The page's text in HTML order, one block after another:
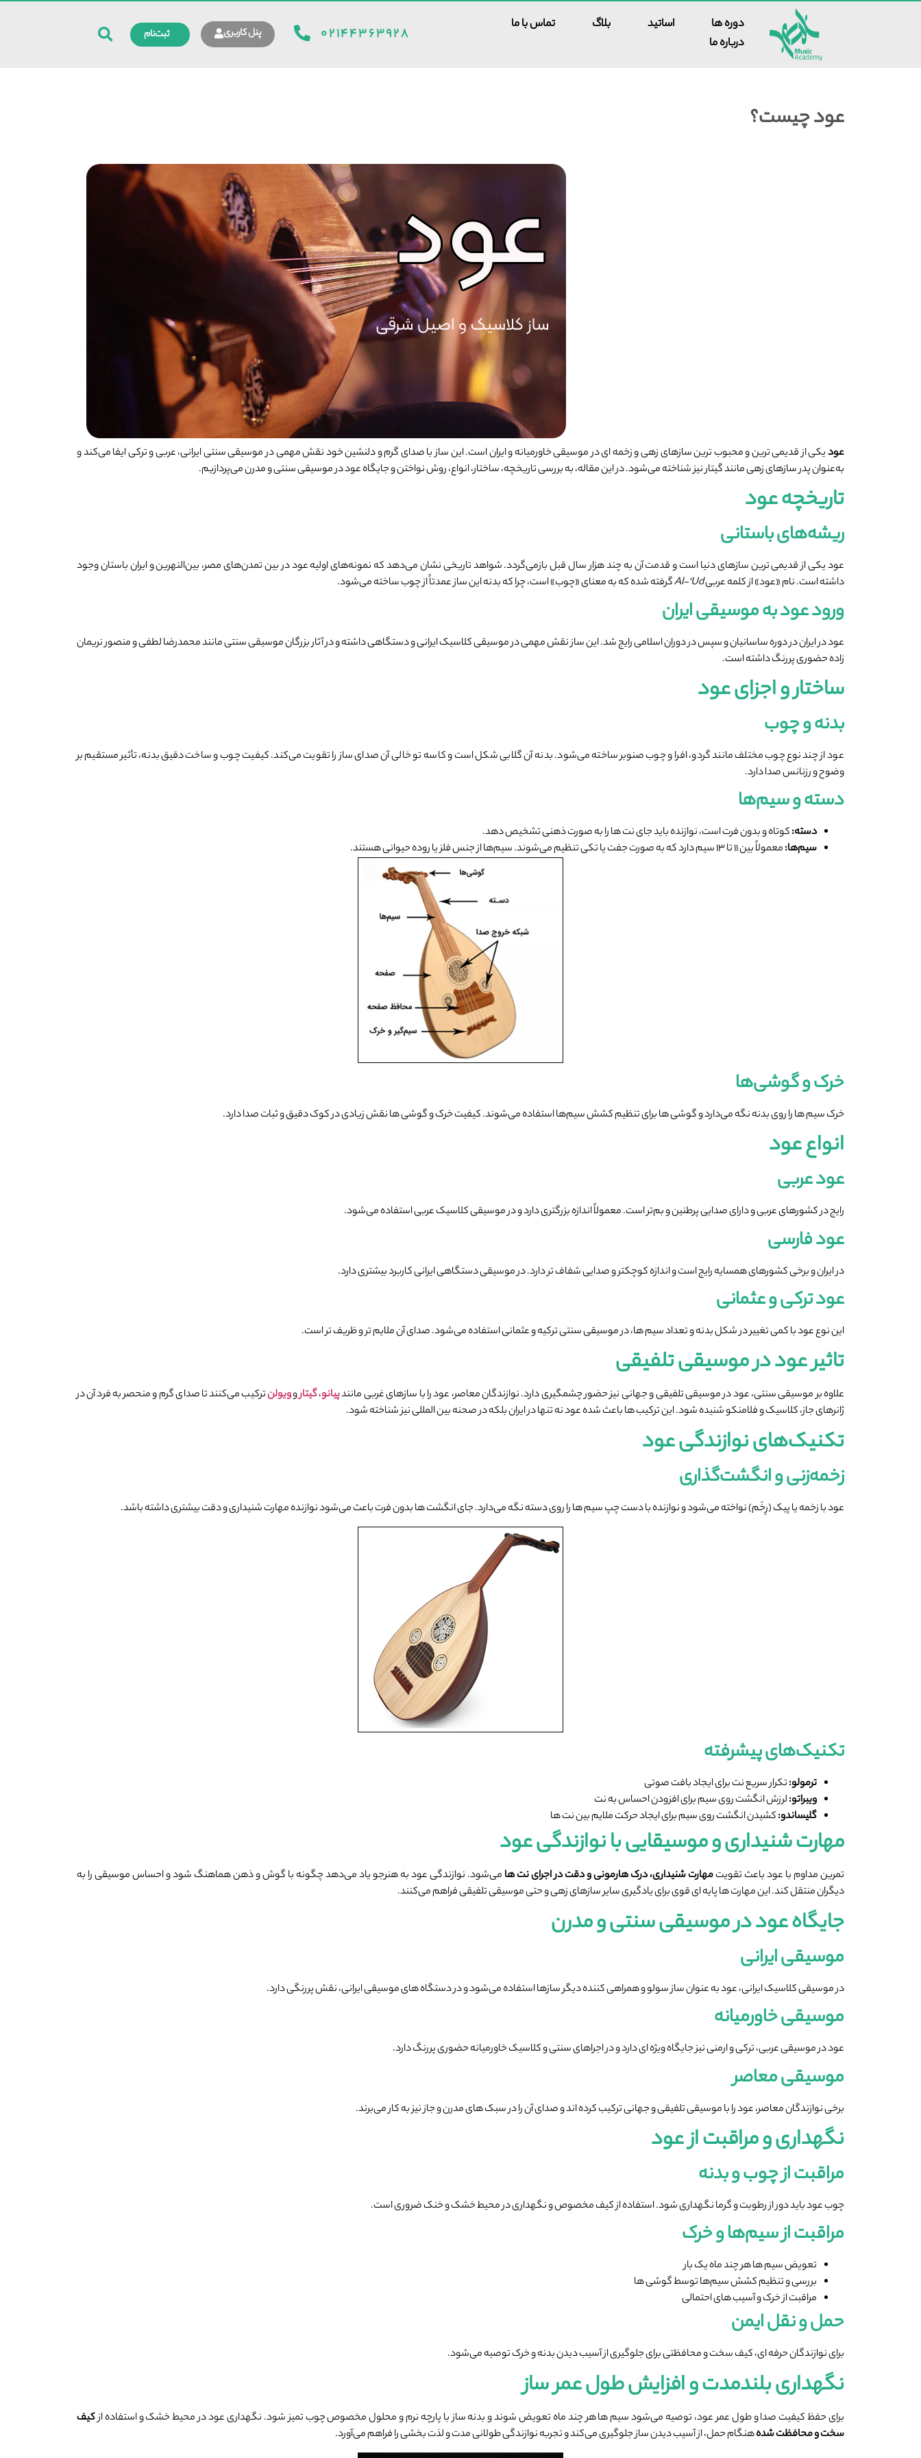
دوره ها اساتید بلاگ
تماس با ما
درباره ما
۰۲۱۴۴۳۶۳۹۲۸ پنل کاربری ثبت‌نام
عود چیست؟
عودیکی از قدیمی ‌ترین و محبوب ‌ترین سازهای زهی و زخمه ‌ای در موسیقی خاورمیانه و ایران است. این ساز با صدای گرم و دلنشین خود نقش مهمی در موسیقی سنتی ایرانی، عربی و ترکی ایفا می‌کند و
به‌عنوان پدر سازهای زهی مانند گیتار نیز شناخته می‌شود. در این مقاله، به بررسی تاریخچه، ساختار، انواع، روش نواختن و جایگاه عود در موسیقی سنتی و مدرن می‌پردازیم.
تاریخچه عود
ریشه‌های باستانی
عود یکی از قدیمی ‌ترین سازهای دنیا است و قدمت آن به چند هزار سال قبل بازمی‌گردد. شواهد تاریخی نشان می‌دهد که نمونه‌های اولیه عود در بین تمدن‌های مصر، بین‌النهرین و ایران باستان وجود
داشته است. نام «عود» از کلمه عربیAl-‘Udگرفته شده که به معنای «چوب» است، چرا که بدنه این ساز عمدتاً از چوب ساخته می‌شود.
ورود عود به موسیقی ایران
عود در ایران در دوره ساسانیان و سپس در دوران اسلامی رایج شد. این ساز نقش مهمی در موسیقی کلاسیک ایرانی و دستگاهی داشته و در آثار بزرگان موسیقی سنتی مانند محمدرضا لطفی و منصور نریمان
‌زاده حضوری پررنگ داشته است.
ساختار و اجزای عود
بدنه و چوب
عود از چند نوع چوب مختلف مانند گردو، افرا و چوب صنوبر ساخته می‌شود. بدنه آن گلابی شکل است و کاسه تو خالی آن صدای ساز را تقویت می‌کند. کیفیت چوب و ساخت دقیق بدنه، تأثیر مستقیم بر
وضوح و رزنانس صدا دارد.
دسته و سیم‌ها
دسته:کوتاه و بدون فرت است، نوازنده باید جای نت ‌ها را به ‌صورت ذهنی تشخیص دهد.
سیم‌ها:معمولاً بین ۱۱ تا ۱۳ سیم دارد که به صورت جفت یا تکی تنظیم می‌شوند. سیم‌ها از جنس فلز یا روده حیوانی هستند.
خرک و گوشی‌ها
خرک سیم ‌ها را روی بدنه نگه می‌دارد و گوشی ‌ها برای تنظیم کشش سیم‌ها استفاده می‌شوند. کیفیت خرک و گوشی ‌ها نقش زیادی در کوک دقیق و ثبات صدا دارد.
انواع عود
عود عربی
رایج در کشورهای عربی و دارای صدایی پرطنین و بم‌تر است. معمولاً اندازه بزرگتری دارد و در موسیقی کلاسیک عربی استفاده می‌شود.
عود فارسی
در ایران و برخی کشورهای همسایه رایج است و اندازه کوچکتر و صدایی شفاف‌ تر دارد. در موسیقی دستگاهی ایرانی کاربرد بیشتری دارد.
عود ترکی و عثمانی
این نوع عود با کمی تغییر در شکل بدنه و تعداد سیم‌ ها، در موسیقی سنتی ترکیه و عثمانی استفاده می‌شود. صدای آن ملایم‌ تر و ظریف ‌تر است.
تاثیر عود در موسیقی تلفیقی
علاوه بر موسیقی سنتی، عود در موسیقی تلفیقی و جهانی نیز حضور چشمگیری دارد. نوازندگان معاصر، عود را با سازهای غربی مانندپیانو،گیتاروویولنترکیب می‌کنند تا صدای گرم و منحصر به فرد آن در
ژانرهای جاز، کلاسیک و فلامنکو شنیده شود. این ترکیب ‌ها باعث شده عود نه تنها در ایران بلکه در صحنه بین ‌المللی نیز شناخته شود.
تکنیک‌های نوازندگی عود
زخمه‌زنی و انگشت‌گذاری
عود با زخمه یا پیک (رِخَم) نواخته می‌شود و نوازنده با دست چپ سیم‌ ها را روی دسته نگه می‌دارد. جای انگشت ‌ها بدون فرت باعث می‌شود نوازنده مهارت شنیداری و دقت بیشتری داشته باشد.
تکنیک‌های پیشرفته
ترمولو:تکرار سریع نت برای ایجاد بافت صوتی
ویبراتو:لرزش انگشت روی سیم برای افزودن احساس به نت
گلیساندو:کشیدن انگشت روی سیم برای ایجاد حرکت ملایم بین نت ‌ها
مهارت شنیداری و موسیقایی با نوازندگی عود
تمرین مداوم با عود باعث تقویتمهارت شنیداری، درک هارمونی و دقت در اجرای نت‌ها می‌شود. نوازندگی عود به هنرجو یاد می‌دهد چگونه با گوش و ذهن هماهنگ شود و احساس موسیقی را به
دیگران منتقل کند. این مهارت ‌ها پایه ‌ای قوی برای یادگیری سایر سازهای زهی و حتی موسیقی تلفیقی فراهم می‌کنند.
جایگاه عود در موسیقی سنتی و مدرن
موسیقی ایرانی
در موسیقی کلاسیک ایرانی، عود به ‌عنوان ساز سولو و همراهی ‌کننده دیگر سازها استفاده می‌شود و در دستگاه‌ های موسیقی ایرانی، نقش پررنگی دارد.
موسیقی خاورمیانه
عود در موسیقی عربی، ترکی و ارمنی نیز جایگاه ویژه ‌ای دارد و در اجراهای سنتی و کلاسیک خاورمیانه حضوری پررنگ دارد.
موسیقی معاصر
برخی نوازندگان معاصر، عود را با موسیقی تلفیقی و جهانی ترکیب کرده ‌اند و صدای آن را در سبک ‌های مدرن و جاز نیز به کار می‌برند.
نگهداری و مراقبت از عود
مراقبت از چوب و بدنه
چوب عود باید دور از رطوبت و گرما نگهداری شود. استفاده از کیف مخصوص و نگهداری در محیط خشک و خنک ضروری است.
مراقبت از سیم‌ها و خرک
تعویض سیم‌ ها هر چند ماه یک ‌بار
بررسی و تنظیم کشش سیم‌ها توسط گوشی ‌ها
مراقبت از خرک و آسیب ‌های احتمالی
حمل و نقل ایمن
برای نوازندگان حرفه‌ ای، کیف سخت و محافظتی برای جلوگیری از آسیب دیدن بدنه و خرک توصیه می‌شود.
نگهداری بلندمدت و افزایش طول عمر ساز
برای حفظ کیفیت صدا و طول عمر عود، توصیه می‌شود سیم‌ ها هر چند ماه تعویض شوند و بدنه ساز با پارچه نرم و محلول مخصوص چوب تمیز شود. نگهداری عود در محیط خشک و استفاده ازکیف
سخت و محافظت‌شدههنگام حمل، از آسیب دیدن ساز جلوگیری می‌کند و تجربه نوازندگی طولانی ‌مدت و لذت‌ بخشی را فراهم می‌آورد.